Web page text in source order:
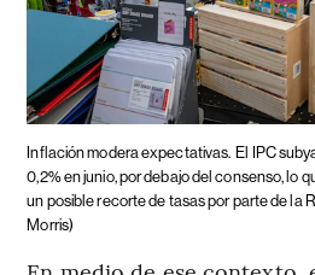
Inflación modera expectativas. El IPC
0,2% en junio, por debajo del consenso, lo
un posible recorte de tasas por parte de la
Morris)